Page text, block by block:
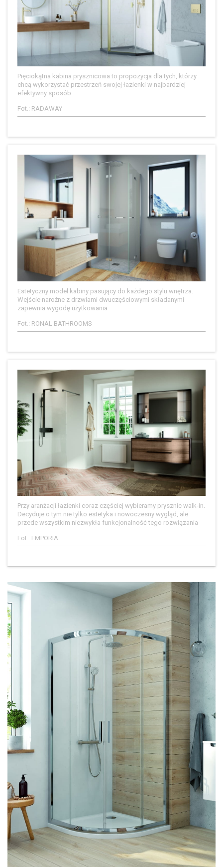
Pięciokątna kabina prysznicowa to propozycja dla tych, którzy
chcą wykorzystać przestrzeń swojej łazienki w najbardziej
efektywny sposób
Fot.: RADAWAY
Estetyczny model kabiny pasujący do każdego stylu wnętrza.
Wejście narożne z drzwiami dwuczęściowymi składanymi
zapewnia wygodę użytkowania
Fot.: RONAL BATHROOMS
Przy aranżacji łazienki coraz częściej wybieramy prysznic walk-in.
Decyduje o tym nie tylko estetyka i nowoczesny wygląd, ale
przede wszystkim niezwykła funkcjonalność tego rozwiązania
Fot.: EMPORIA